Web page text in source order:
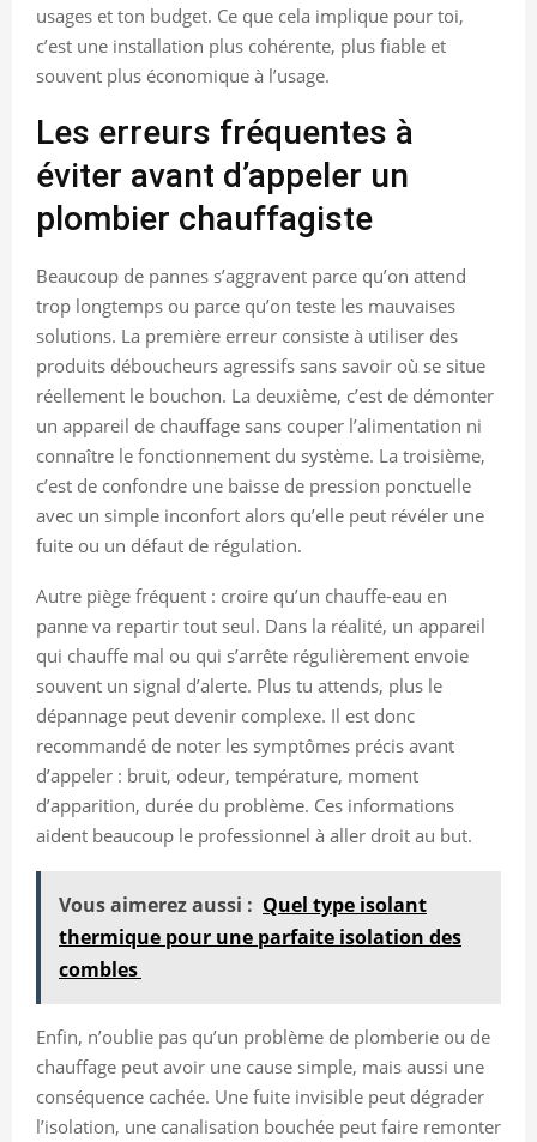
usages et ton budget. Ce que cela implique pour toi,
c’est une installation plus cohérente, plus fiable et
souvent plus économique à l’usage.
Les erreurs fréquentes à
éviter avant d’appeler un
plombier chauffagiste
Beaucoup de pannes s’aggravent parce qu’on attend
trop longtemps ou parce qu’on teste les mauvaises
solutions. La première erreur consiste à utiliser des
produits déboucheurs agressifs sans savoir où se situe
réellement le bouchon. La deuxième, c’est de démonter
un appareil de chauffage sans couper l’alimentation ni
connaître le fonctionnement du système. La troisième,
c’est de confondre une baisse de pression ponctuelle
avec un simple inconfort alors qu’elle peut révéler une
fuite ou un défaut de régulation.
Autre piège fréquent : croire qu’un chauffe-eau en
panne va repartir tout seul. Dans la réalité, un appareil
qui chauffe mal ou qui s’arrête régulièrement envoie
souvent un signal d’alerte. Plus tu attends, plus le
dépannage peut devenir complexe. Il est donc
recommandé de noter les symptômes précis avant
d’appeler : bruit, odeur, température, moment
d’apparition, durée du problème. Ces informations
aident beaucoup le professionnel à aller droit au but.
Vous aimerez aussi : Quel type isolant
thermique pour une parfaite isolation des
combles
Enfin, n’oublie pas qu’un problème de plomberie ou de
chauffage peut avoir une cause simple, mais aussi une
conséquence cachée. Une fuite invisible peut dégrader
l’isolation, une canalisation bouchée peut faire remonter